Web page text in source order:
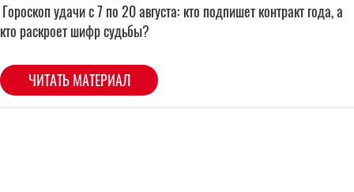
Гороскоп удачи с 7 по 20 августа: кто подпишет контракт года, а
кто раскроет шифр судьбы?
ЧИТАТЬ МАТЕРИАЛ